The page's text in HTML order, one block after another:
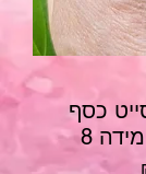
כסף
מחיר